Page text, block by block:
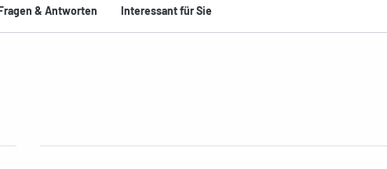
& Antworten Interessant für Sie